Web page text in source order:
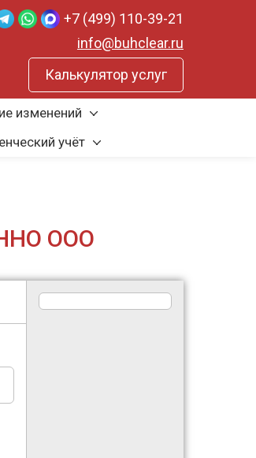
+7 (499) 110-39-21
info@buhclear.ru
Калькулятор услуг
изменений
учёт
ООО